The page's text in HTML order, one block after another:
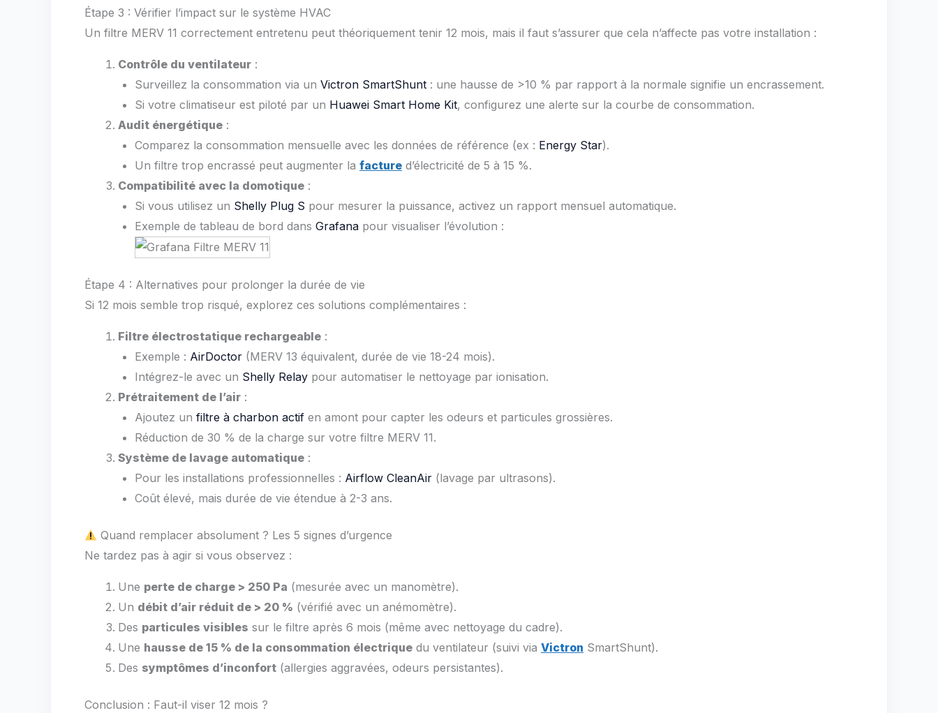
Étape 3 : Vérifier l’impact sur le système HVAC
Un filtre MERV 11 correctement entretenu peut théoriquement tenir 12 mois, mais il faut s’assurer que cela n’affecte pas votre installation :
Contrôle du ventilateur :
Surveillez la consommation via un Victron SmartShunt : une hausse de >10 % par rapport à la normale signifie un encrassement.
Si votre climatiseur est piloté par un Huawei Smart Home Kit, configurez une alerte sur la courbe de consommation.
Audit énergétique :
Comparez la consommation mensuelle avec les données de référence (ex : Energy Star).
Un filtre trop encrassé peut augmenter la facture d’électricité de 5 à 15 %.
Compatibilité avec la domotique :
Si vous utilisez un Shelly Plug S pour mesurer la puissance, activez un rapport mensuel automatique.
Exemple de tableau de bord dans Grafana pour visualiser l’évolution :
Étape 4 : Alternatives pour prolonger la durée de vie
Si 12 mois semble trop risqué, explorez ces solutions complémentaires :
Filtre électrostatique rechargeable :
Exemple : AirDoctor (MERV 13 équivalent, durée de vie 18-24 mois).
Intégrez-le avec un Shelly Relay pour automatiser le nettoyage par ionisation.
Prétraitement de l’air :
Ajoutez un filtre à charbon actif en amont pour capter les odeurs et particules grossières.
Réduction de 30 % de la charge sur votre filtre MERV 11.
Système de lavage automatique :
Pour les installations professionnelles : Airflow CleanAir (lavage par ultrasons).
Coût élevé, mais durée de vie étendue à 2-3 ans.
Quand remplacer absolument ? Les 5 signes d’urgence
Ne tardez pas à agir si vous observez :
Une perte de charge > 250 Pa (mesurée avec un manomètre).
Un débit d’air réduit de > 20 % (vérifié avec un anémomètre).
Des particules visibles sur le filtre après 6 mois (même avec nettoyage du cadre).
Une hausse de 15 % de la consommation électrique du ventilateur (suivi via Victron SmartShunt).
Des symptômes d’inconfort (allergies aggravées, odeurs persistantes).
Conclusion : Faut-il viser 12 mois ?